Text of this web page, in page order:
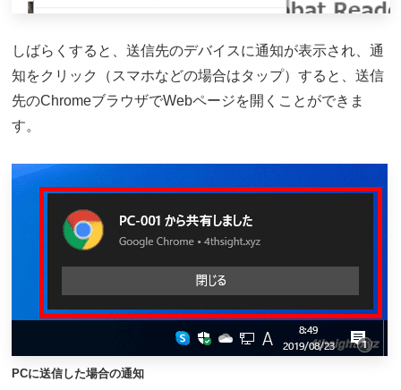
しばらくすると、送信先のデバイスに通知が表示され、通
知をクリック（スマホなどの場合はタップ）すると、送信
先のChromeブラウザでWebページを開くことができま
す。
PCに送信した場合の通知